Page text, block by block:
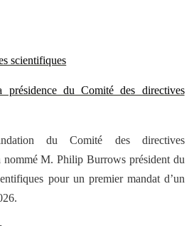
scientifiques
présidence du Comité des directives
du Comité des directives
nommé M. Philip Burrows président du
pour un premier mandat d’un